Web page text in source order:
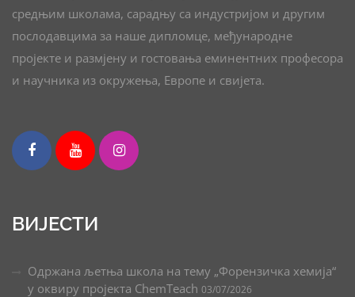
средњим школама, сарадњу са индустријом и другим
послодавцима за наше дипломце, међународне
пројекте и размјену и гостовања еминентних професора
и научника из окружења, Европе и свијета.
ВИЈЕСТИ
Одржана љетња школа на тему „Форензичка хемија“
у оквиру пројекта ChemTeach 03/07/2026